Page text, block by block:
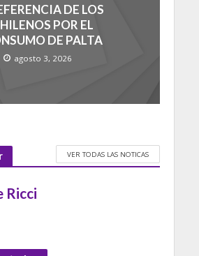
DE LOS
POR EL
DE PALTA
agosto 3, 2026
VER TODAS LAS NOTICAS
Ricci